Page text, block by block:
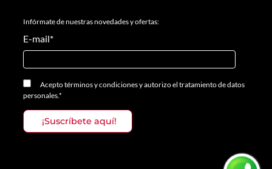
Infórmate de nuestras novedades y ofertas:
E-mail*
Aceptotérminos y condicionesyautorizo el tratamiento de datos
personales.*